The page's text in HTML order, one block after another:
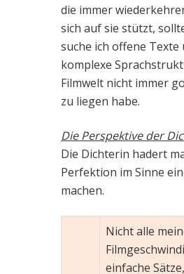
die immer
sich auf sie stützt,
suche ich offene
komplexe
Filmwelt nicht immer
zu liegen habe.
Die Perspektive der
Die Dichterin hadert
Perfektion im Sinne
machen.
Nicht alle
einfache